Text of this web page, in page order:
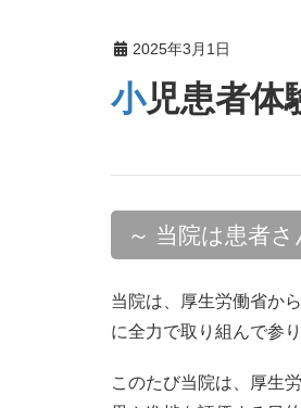
2025年3月1日
小児患者
～ 当院は患者
当院は、厚生労働省か
に全力で取り組んで参り
このたび当院は、厚生